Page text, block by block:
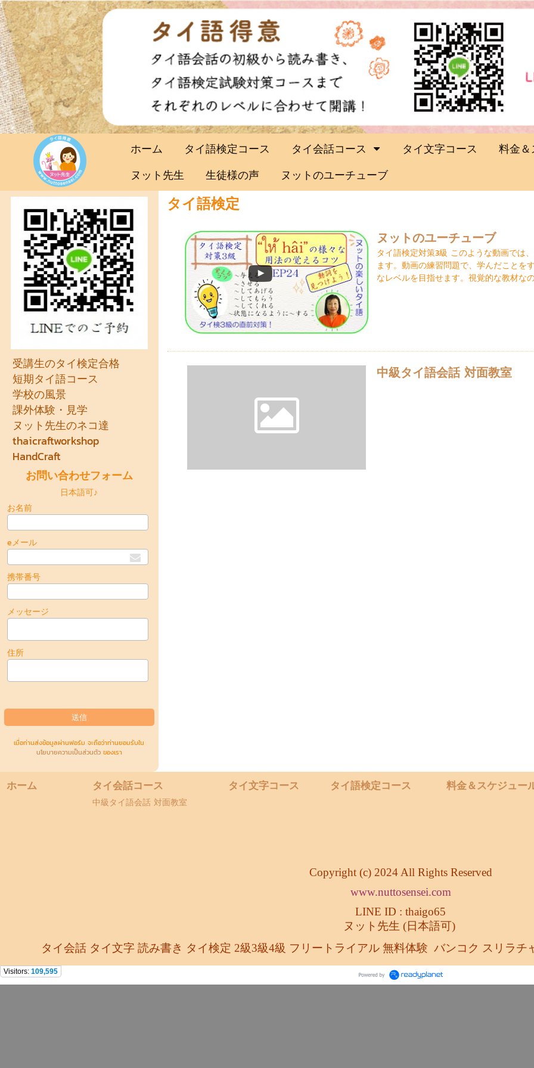
ホーム タイ語検定コース タイ会話コース タイ文字コース 料金
ヌット先生
生徒様の声 ヌットのユーチューブ
受講生のタイ検定合格
短期タイ語コース
学校の風景
課外体験・見学
ヌット先生のネコ達
thaicraftworkshop
HandCraft
お問い合わせフォーム
日本語可♪
お名前
eメール
携帯番号
メッセージ
住所
เมื่อท่านส่งข้อมูลผ่านฟอร์ม จะถือว่าท่านยอมรับใน
นโยบายความเป็นส่วนตัวของเรา
タイ語検定
ヌットのユーチューブ
タイ語検定対策3級 このような動画では
ます。動画の練習問題で、学んだことを
なレベルを目指せます。視覚的な教材な
中級タイ語会話 対面教室
ホーム タイ会話コース
中級タイ語会話 対面教室
タイ文字コース タイ語検定コース 料金＆スケジュー
Copyright (c) 2024 All Rights Reserved
www.nuttosensei.com
LINE ID : thaigo65
ヌット先生 (日本語可)
タイ会話 タイ文字 読み書き タイ検定 2級3級4級 フリートライアル 無料体験 バンコク スリラチ
Visitors: 109,595